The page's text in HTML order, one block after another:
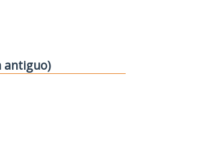
antiguo)